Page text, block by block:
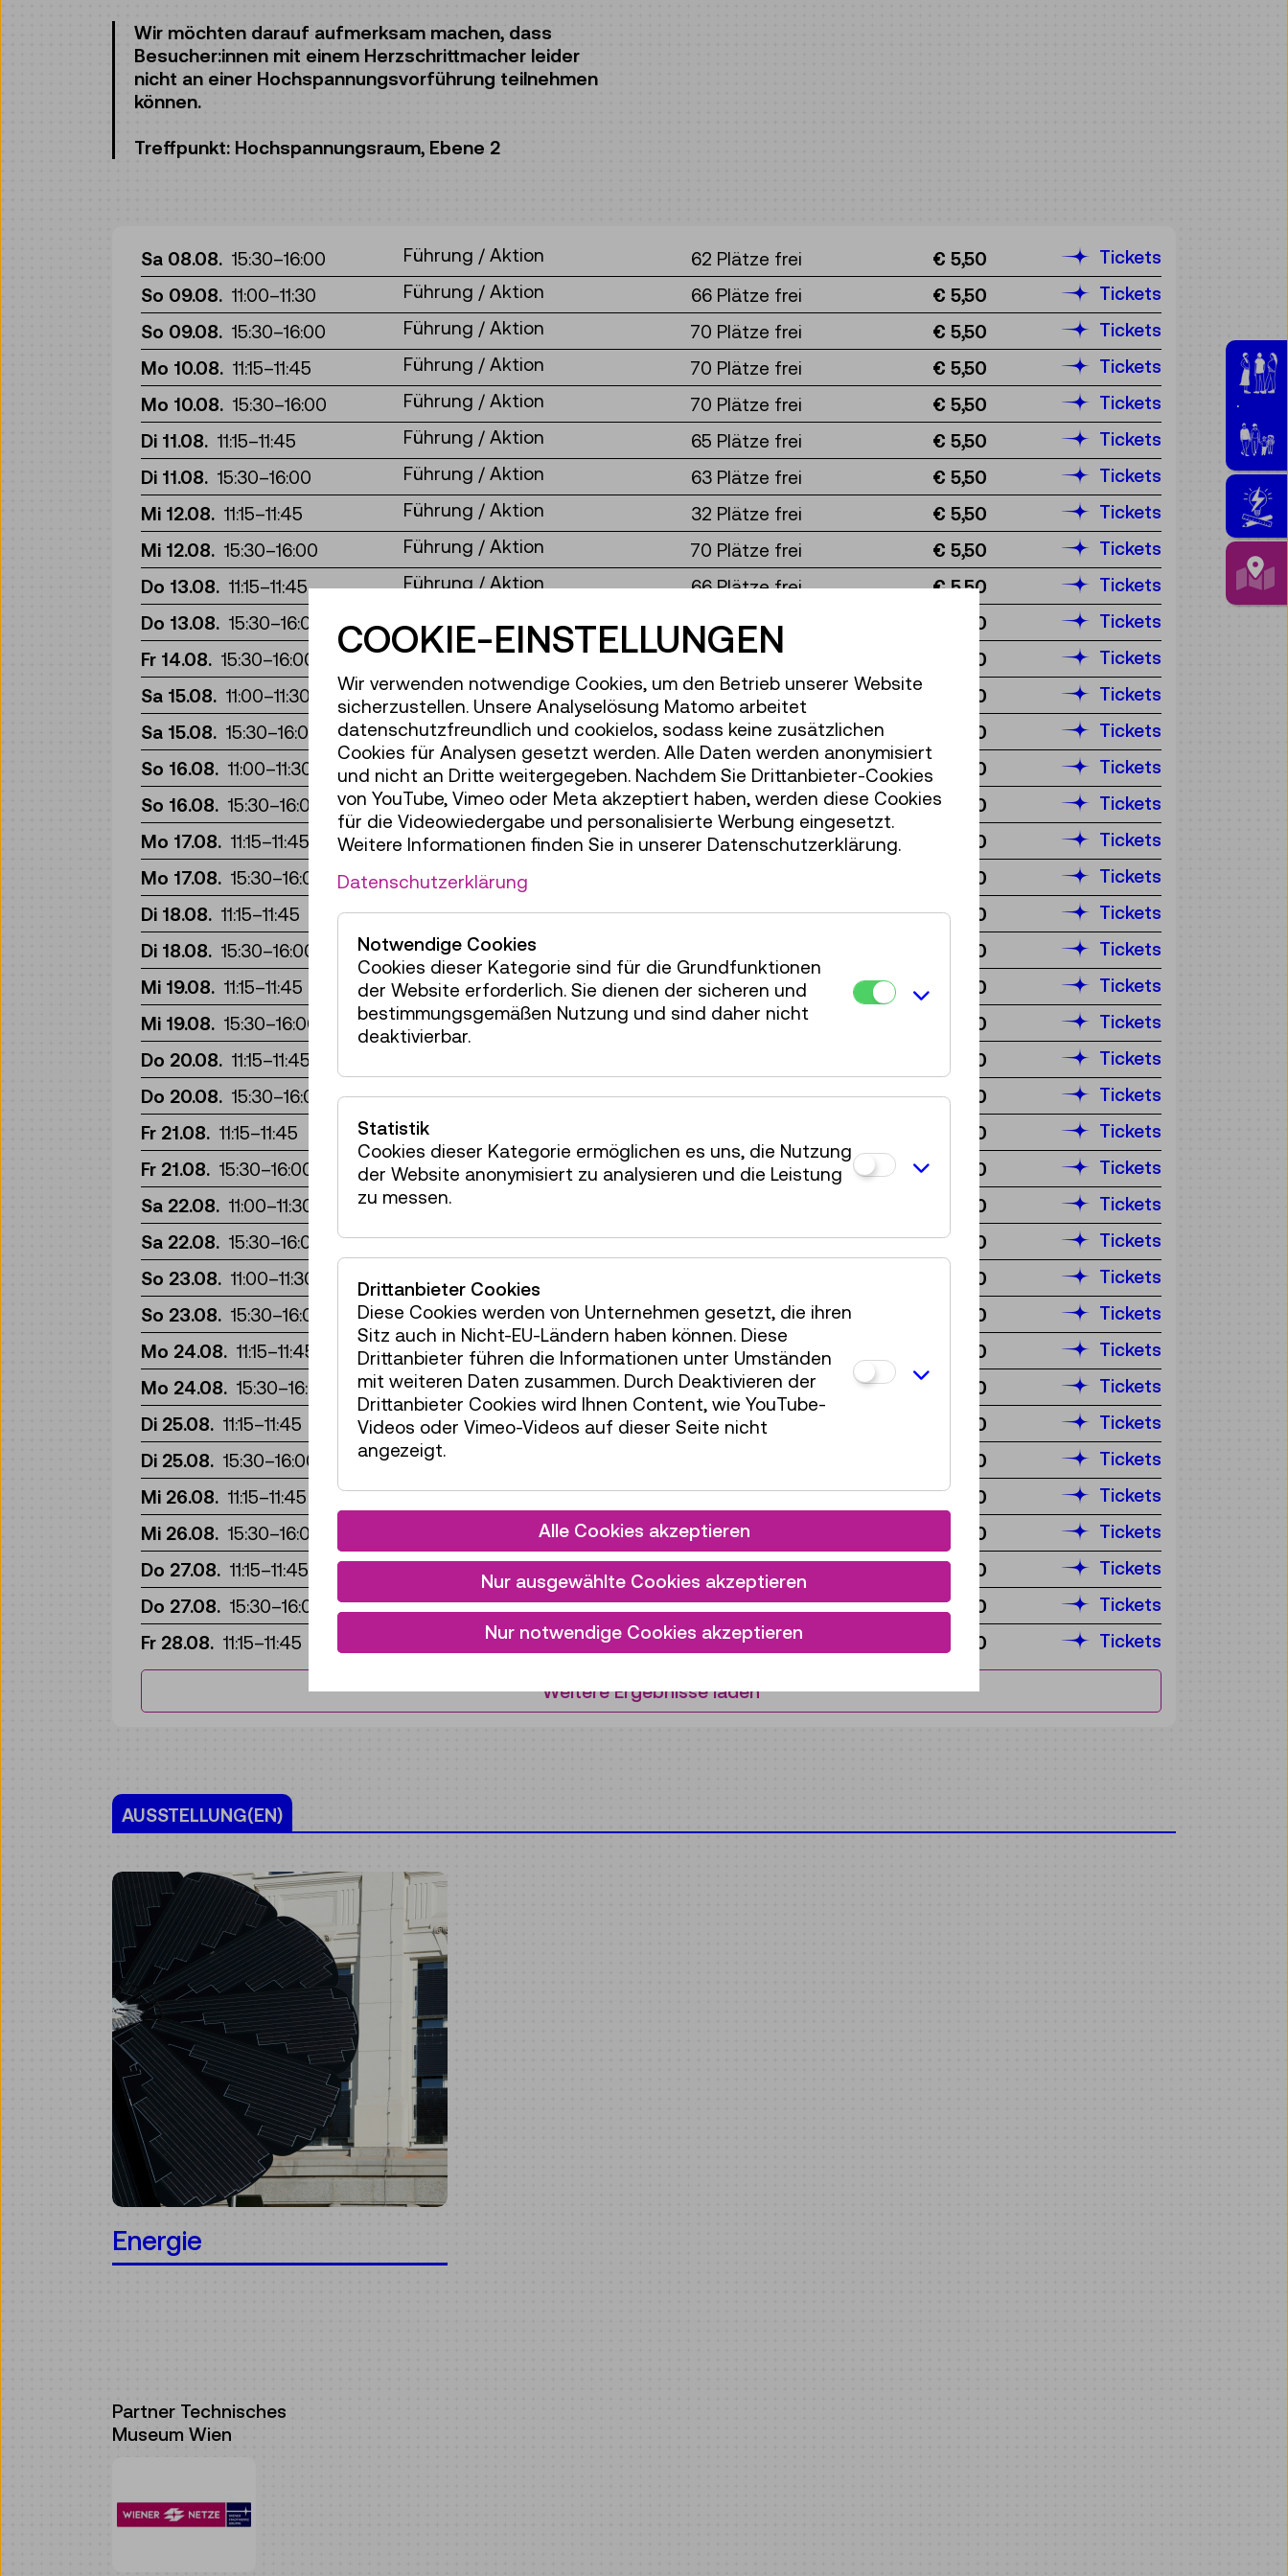
Wir möchten darauf aufmerksam machen, dass
Besucher:innen mit einem Herzschrittmacher leider
nicht an einer Hochspannungsvorführung teilnehmen
können.
Treffpunkt: Hochspannungsraum, Ebene 2
Sa 08.08. 15:30–16:00 Führung / Aktion 62 Plätze frei € 5,50
Tickets
So 09.08. 11:00–11:30 Führung / Aktion 66 Plätze frei € 5,50
Tickets
So 09.08. 15:30–16:00 Führung / Aktion 70 Plätze frei € 5,50
Tickets
Mo 10.08. 11:15–11:45 Führung / Aktion 70 Plätze frei € 5,50
Tickets
Mo 10.08. 15:30–16:00 Führung / Aktion 70 Plätze frei € 5,50
Tickets
Di 11.08. 11:15–11:45 Führung / Aktion 65 Plätze frei € 5,50
Tickets
Di 11.08. 15:30–16:00 Führung / Aktion 63 Plätze frei € 5,50
Tickets
Mi 12.08. 11:15–11:45 Führung / Aktion 32 Plätze frei € 5,50
Tickets
Mi 12.08. 15:30–16:00 Führung / Aktion 70 Plätze frei € 5,50
Tickets
Do 13.08. 11:15–11:45 Führung / Aktion 66 Plätze frei € 5,50
Tickets
Do 13.08. 15:30–16:00 70 Plätze frei € 5,50
Tickets
Fr 14.08. 15:30–16:00 Führung / Aktion 70 Plätze frei € 5,50
Tickets
Sa 15.08. 11:00–11:30 Führung / Aktion 67 Plätze frei € 5,50
Tickets
Sa 15.08. 15:30–16:00 Führung / Aktion 70 Plätze frei € 5,50
Tickets
So 16.08. 11:00–11:30 Führung / Aktion 70 Plätze frei € 5,50
Tickets
So 16.08. 15:30–16:00 Führung / Aktion 70 Plätze frei € 5,50
Tickets
Mo 17.08. 11:15–11:45 Führung / Aktion 70 Plätze frei € 5,50
Tickets
Mo 17.08. 15:30–16:00 Führung / Aktion € 5,50
Tickets
Di 18.08. 11:15–11:45 Führung / Aktion 67 Plätze frei € 5,50
Tickets
Di 18.08. 15:30–16:00 Führung / Aktion € 5,50
Tickets
Mi 19.08. 11:15–11:45 Führung / Aktion 70 Plätze frei € 5,50
Tickets
Mi 19.08. 15:30–16:00 Führung / Aktion 70 Plätze frei € 5,50
Tickets
Do 20.08. 11:15–11:45 € 5,50
Tickets
Do 20.08. 15:30–16:00 Führung / Aktion 70 Plätze frei € 5,50
Tickets
Fr 21.08. 11:15–11:45 Führung / Aktion € 5,50
Tickets
Fr 21.08. 15:30–16:00 Führung / Aktion 70 Plätze frei € 5,50
Tickets
Sa 22.08. 11:00–11:30 Führung / Aktion € 5,50
Tickets
Sa 22.08. 15:30–16:00 Führung / Aktion 70 Plätze frei € 5,50
Tickets
So 23.08. 11:00–11:30 € 5,50
Tickets
So 23.08. 15:30–16:00 Führung / Aktion 70 Plätze frei € 5,50
Tickets
Mo 24.08. 11:15–11:45 Führung / Aktion 70 Plätze frei € 5,50
Tickets
Mo 24.08. 15:30–16:00 Führung / Aktion 70 Plätze frei € 5,50
Tickets
Di 25.08. 11:15–11:45 Führung / Aktion 70 Plätze frei € 5,50
Tickets
Di 25.08. 15:30–16:00 Führung / Aktion € 5,50
Tickets
Mi 26.08. 11:15–11:45 Führung / Aktion 63 Plätze frei € 5,50
Tickets
Mi 26.08. 15:30–16:00 Führung / Aktion 70 Plätze frei € 5,50
Tickets
Do 27.08. 11:15–11:45 Führung / Aktion 70 Plätze frei € 5,50
Tickets
Do 27.08. 15:30–16:00 Führung / Aktion 70 Plätze frei € 5,50
Tickets
Fr 28.08. 11:15–11:45 Führung / Aktion 70 Plätze frei € 5,50 Tickets
Weitere Ergebnisse laden
AUSSTELLUNG(EN)
Energie
Partner Technisches
Museum Wien
COOKIE-EINSTELLUNGEN
Wir verwenden notwendige Cookies, um den Betrieb unserer Website
sicherzustellen. Unsere Analyselösung Matomo arbeitet
datenschutzfreundlich und cookielos, sodass keine zusätzlichen
Cookies für Analysen gesetzt werden. Alle Daten werden anonymisiert
und nicht an Dritte weitergegeben. Nachdem Sie Drittanbieter-Cookies
von YouTube, Vimeo oder Meta akzeptiert haben, werden diese Cookies
für die Videowiedergabe und personalisierte Werbung eingesetzt.
Weitere Informationen finden Sie in unserer Datenschutzerklärung.
Datenschutzerklärung
Notwendige Cookies
Cookies dieser Kategorie sind für die Grundfunktionen
der Website erforderlich. Sie dienen der sicheren und
bestimmungsgemäßen Nutzung und sind daher nicht
deaktivierbar.
Statistik
Cookies dieser Kategorie ermöglichen es uns, die Nutzung
der Website anonymisiert zu analysieren und die Leistung
zu messen.
Drittanbieter Cookies
Diese Cookies werden von Unternehmen gesetzt, die ihren
Sitz auch in Nicht-EU-Ländern haben können. Diese
Drittanbieter führen die Informationen unter Umständen
mit weiteren Daten zusammen. Durch Deaktivieren der
Drittanbieter Cookies wird Ihnen Content, wie YouTube-
Videos oder Vimeo-Videos auf dieser Seite nicht
angezeigt.
Alle Cookies akzeptieren
Nur ausgewählte Cookies akzeptieren
Nur notwendige Cookies akzeptieren